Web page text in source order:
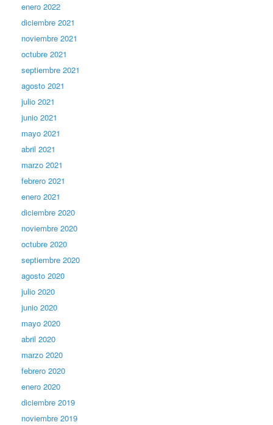
enero 2022
diciembre 2021
noviembre 2021
octubre 2021
septiembre 2021
agosto 2021
julio 2021
junio 2021
mayo 2021
abril 2021
marzo 2021
febrero 2021
enero 2021
diciembre 2020
noviembre 2020
octubre 2020
septiembre 2020
agosto 2020
julio 2020
junio 2020
mayo 2020
abril 2020
marzo 2020
febrero 2020
enero 2020
diciembre 2019
noviembre 2019